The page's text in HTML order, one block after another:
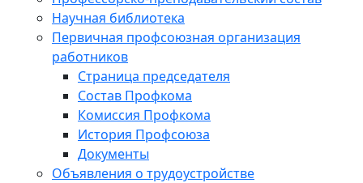
Научная библиотека
Первичная профсоюзная организация
работников
Страница председателя
Состав Профкома
Комиссия Профкома
История Профсоюза
Документы
Объявления о трудоустройстве